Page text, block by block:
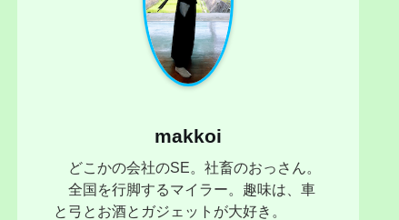
makkoi
どこかの会社のSE。社畜のおっさん。
全国を行脚するマイラー。趣味は、車
と弓とお酒とガジェットが大好き。